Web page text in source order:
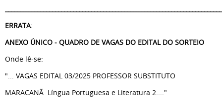
ERRATA:
ANEXO ÚNICO - QUADRO DE VAGAS DO EDITAL DO SORTEIO
Onde lê-se:
"... VAGAS EDITAL 03/2025 PROFESSOR SUBSTITUTO
MARACANÃ Língua Portuguesa e Literatura 2...."